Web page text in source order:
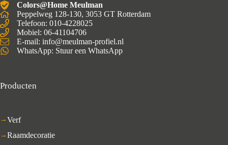
Colors@Home Meulman
Peppelweg 128-130, 3053 GT Rotterdam
Telefoon: 010-4228025
Mobiel: 06-41104706
E-mail: info@meulman-profiel.nl
WhatsApp: Stuur een WhatsApp
Producten
Verf
Raamdecoratie